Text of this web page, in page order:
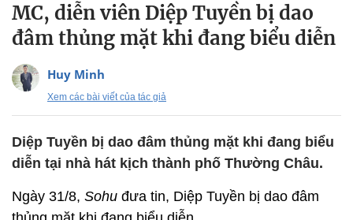
MC, diễn viên Diệp Tuyền bị dao
đâm thủng mặt khi đang biểu diễn
Huy Minh
Xem các bài viết của tác giả
Diệp Tuyền bị dao đâm thủng mặt khi đang biểu
diễn tại nhà hát kịch thành phố Thường Châu.
Ngày 31/8, Sohu đưa tin, Diệp Tuyền bị dao đâm